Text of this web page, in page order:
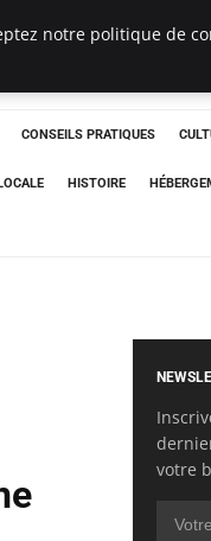
CONSEILS PRATIQUES
HISTOIRE
votre
notre politique de